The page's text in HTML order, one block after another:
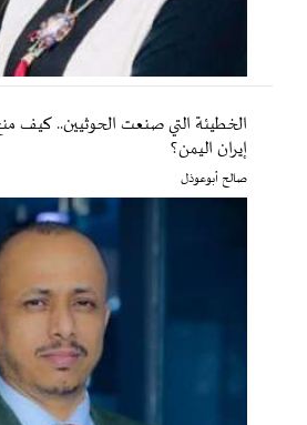
الخطيئة التي صنعت الحوثيين.. كيف
إيران اليمن؟
صالح أبوعوذل